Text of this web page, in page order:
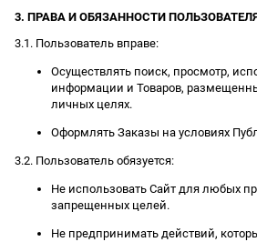
3. ПРАВА И ОБЯЗАННОСТИ
3.1. Пользователь вправе:
Осуществлять поиск, просмотр,
информации и Товаров,
личных целях.
Оформлять Заказы на условиях
3.2. Пользователь обязуется:
Не использовать Сайт для любых
запрещенных целей.
Не предпринимать действий,